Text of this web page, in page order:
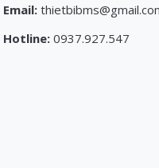
Email:
Hotline: 0937.927.547